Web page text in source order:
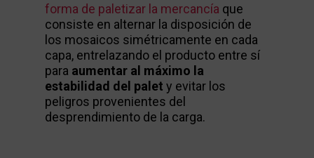
forma de paletizar la mercancía que
consiste en alternar la disposición de
los mosaicos simétricamente en cada
capa, entrelazando el producto entre sí
para aumentar al máximo la
estabilidad del palet y evitar los
peligros provenientes del
desprendimiento de la carga.